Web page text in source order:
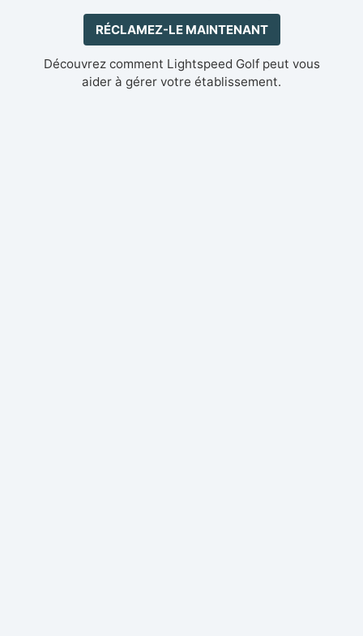
RÉCLAMEZ-LE MAINTENANT
Découvrez comment Lightspeed Golf peut vous
aider à gérer votre établissement.